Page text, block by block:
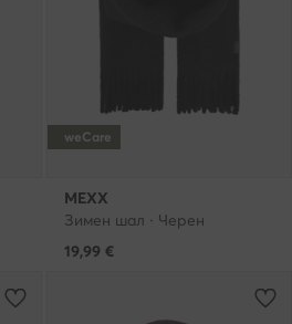
weCare
MEXX
Зимен шал · Черен
19,99 €